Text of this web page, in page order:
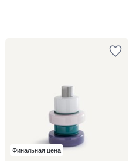
Финальная цена